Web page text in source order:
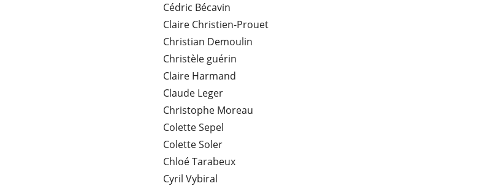
Cédric Bécavin
Claire Christien-Prouet
Christian Demoulin
Christèle guérin
Claire Harmand
Claude Leger
Christophe Moreau
Colette Sepel
Colette Soler
Chloé Tarabeux
Cyril Vybiral